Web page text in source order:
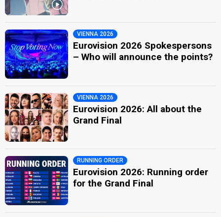
VIENNA 2026
Eurovision 2026 Spokespersons
– Who will announce the points?
VIENNA 2026
Eurovision 2026: All about the
Grand Final
RUNNING ORDER
Eurovision 2026: Running order
for the Grand Final